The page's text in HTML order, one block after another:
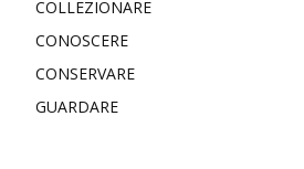
COLLEZIONARE
CONOSCERE
CONSERVARE
GUARDARE